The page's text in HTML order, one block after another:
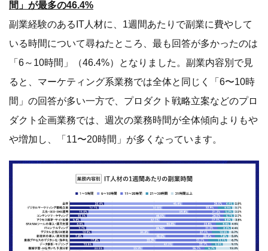
IT人材の副業月収は「5万円以上10万円未満」が最多の
25.7％
IT人材の副業月収について尋ねたところ、1位は「5万円以